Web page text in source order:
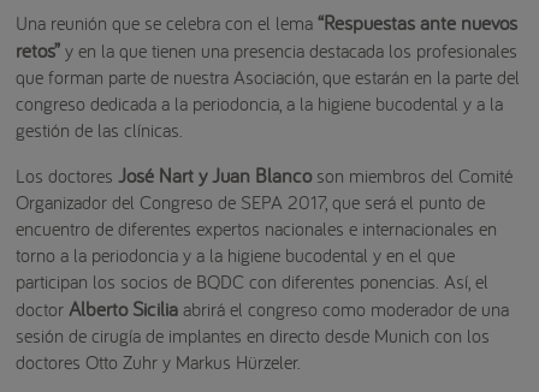
Una reunión que se celebra con el lema “Respuestas ante nuevos
retos”y en la que tienen una presencia destacada los profesionales
que forman parte de nuestra Asociación, que estarán en la parte del
congreso dedicada a la periodoncia, a la higiene bucodental y a la
gestión de las clínicas.
Los doctores José Nart y Juan Blancoson miembros del Comité
Organizador del Congreso de SEPA 2017, que será el punto de
encuentro de diferentes expertos nacionales e internacionales en
torno a la periodoncia y a la higiene bucodental y en el que
participan los socios de BQDC con diferentes ponencias. Así, el
doctor Alberto Siciliaabrirá el congreso como moderador de una
sesión de cirugía de implantes en directo desde Munich con los
doctores Otto Zuhr y Markus Hürzeler.